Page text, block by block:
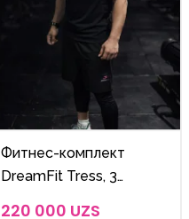
Фитнес-комплект
DreamFit Tress, 3
220 000 UZS